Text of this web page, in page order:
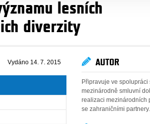
lesních
diverzity
Vydáno 14. 7. 2015 AUTOR
Připravuje ve
mezinárodně smluvní
realizaci mezinárodních
se zahraničními